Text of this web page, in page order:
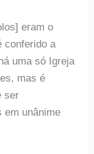
eram o
conferido a
uma só Igreja
mas é
ser
em unânime